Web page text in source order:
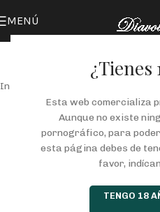
¿Tienes
Esta web comercializa
Aunque no existe
pornográfico, para
esta página debes de
favor,
TENGO 18
MENÚ
Inicio